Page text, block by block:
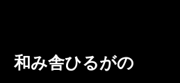
和み舎ひるがの